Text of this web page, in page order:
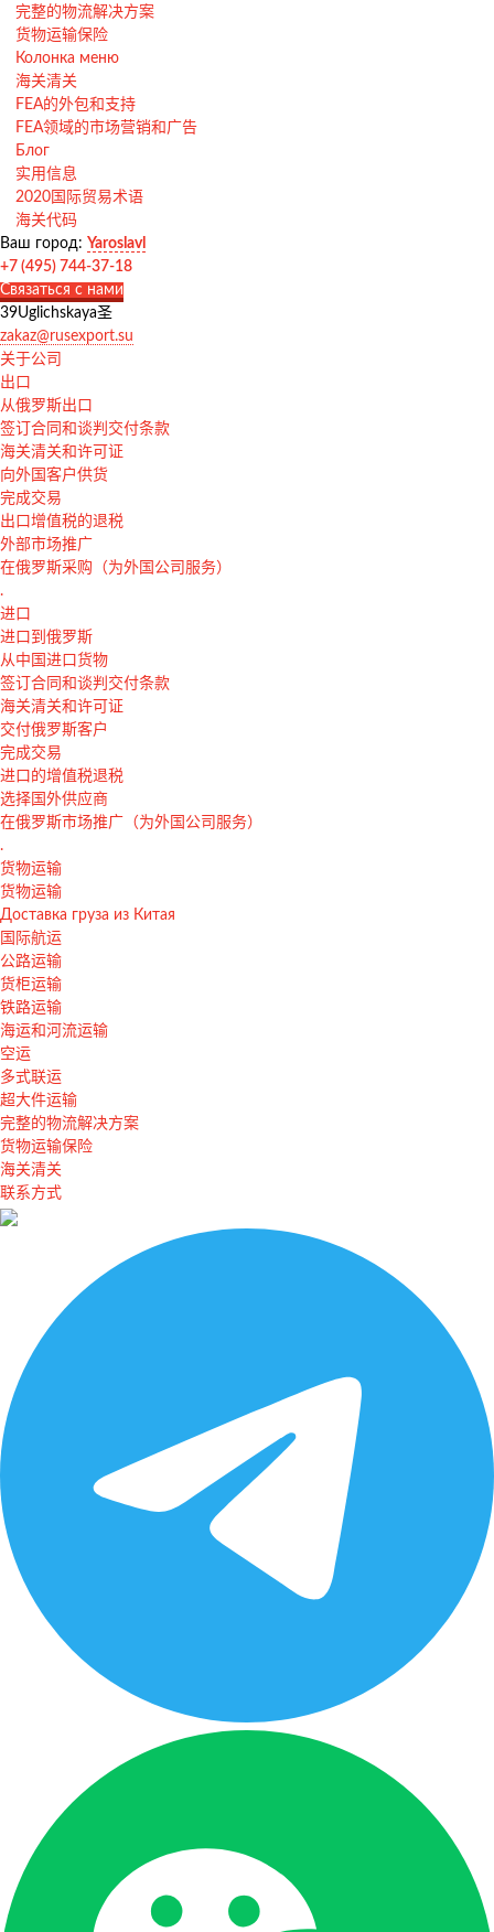
完整的物流解决方案
货物运输保险
Колонка меню
海关清关
FEA的外包和支持
FEA领域的市场营销和广告
Блог
实用信息
2020国际贸易术语
海关代码
Ваш город: Yaroslavl
+7 (495) 744-37-18
Связаться с нами
39Uglichskaya圣
zakaz@rusexport.su
关于公司
出口
从俄罗斯出口
签订合同和谈判交付条款
海关清关和许可证
向外国客户供货
完成交易
出口增值税的退税
外部市场推广
在俄罗斯采购（为外国公司服务）
.
进口
进口到俄罗斯
从中国进口货物
签订合同和谈判交付条款
海关清关和许可证
交付俄罗斯客户
完成交易
进口的增值税退税
选择国外供应商
在俄罗斯市场推广（为外国公司服务）
.
货物运输
货物运输
Доставка груза из Китая
国际航运
公路运输
货柜运输
铁路运输
海运和河流运输
空运
多式联运
超大件运输
完整的物流解决方案
货物运输保险
海关清关
联系方式